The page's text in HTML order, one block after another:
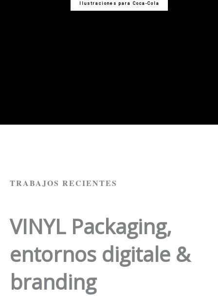
Ilustraciones para Coca-Cola
TRABAJOS RECIENTES
VINYL Packaging,
entornos digitale &
branding